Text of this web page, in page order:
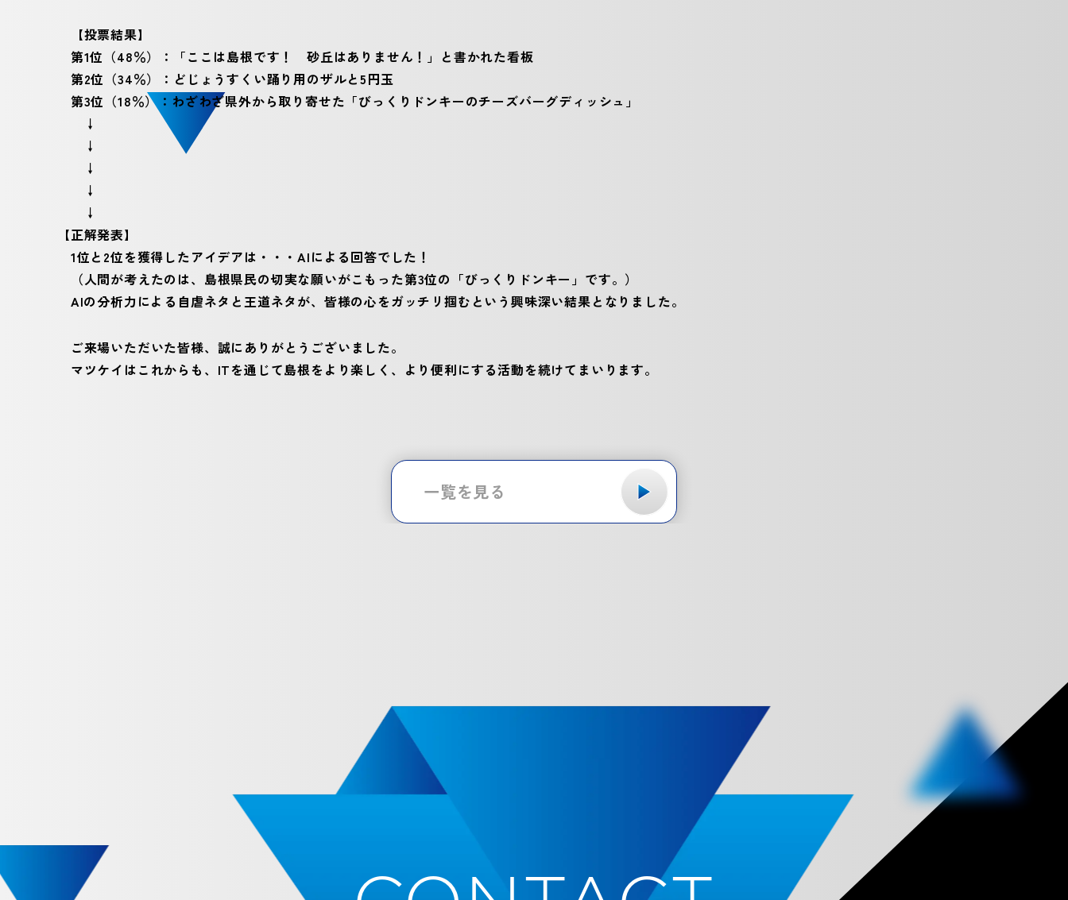
【投票結果】
第1位（48％）：「ここは島根です！ 砂丘はありません！」と書かれた看板
第2位（34％）：どじょうすくい踊り用のザルと5円玉
第3位（18％）：わざわざ県外から取り寄せた「びっくりドンキーのチーズバーグディッシュ」
↓
↓
↓
↓
↓
【正解発表】
1位と2位を獲得したアイデアは・・・AIによる回答でした！
（人間が考えたのは、島根県民の切実な願いがこもった第3位の「びっくりドンキー」です。）
AIの分析力による自虐ネタと王道ネタが、皆様の心をガッチリ掴むという興味深い結果となりました。
ご来場いただいた皆様、誠にありがとうございました。
マツケイはこれからも、ITを通じて島根をより楽しく、より便利にする活動を続けてまいります。
一覧を見る